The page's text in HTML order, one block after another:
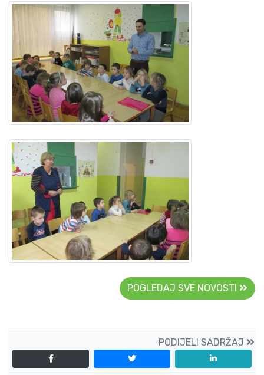
POGLEDAJ SVE NOVOSTI
PODIJELI SADRŽAJ